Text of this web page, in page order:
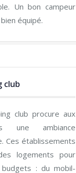
Un bon campeur
équipé.
club
club procure aux
une ambiance
Ces établissements
logements pour
: du mobil-